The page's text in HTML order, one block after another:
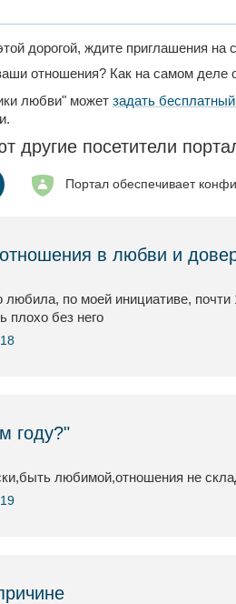
дорогой, ждите приглашения на
отношения? Как на самом
любви" может задать
другие посетители
Портал обеспечивает
в любви и
любила, по моей инициативе,
плохо без него
18
году?"
любимой,отношения не
19